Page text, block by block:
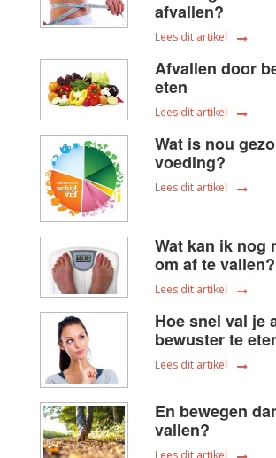
afvallen?
Lees dit artikel
Afvallen door
eten
Lees dit artikel
Wat is nou
voeding?
Lees dit artikel
Wat kan ik nog
om af te vallen?
Lees dit artikel
Hoe snel val je
bewuster te
Lees dit artikel
En bewegen
vallen?